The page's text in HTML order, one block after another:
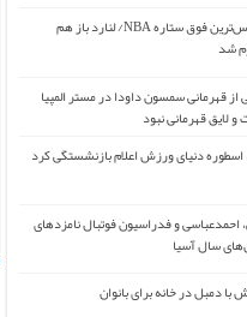
بدشانس‌ترین فوق ستاره NBA/ لنارد باز هم
شد
از قهرمانی سمسون داودا در مستر المپیا
اسطوره دنیای ورزش اعلام بازنشستگی کرد
احمدعباسی و فدراسیون فوتبال نامزدهای
سال آسیا